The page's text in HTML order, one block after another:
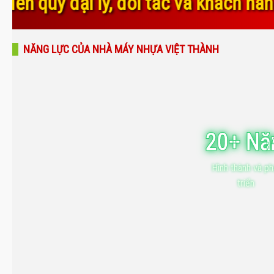
NĂNG LỰC CỦA NHÀ MÁY NHỰA VIỆT THÀNH
20+
Hình thành và
triển